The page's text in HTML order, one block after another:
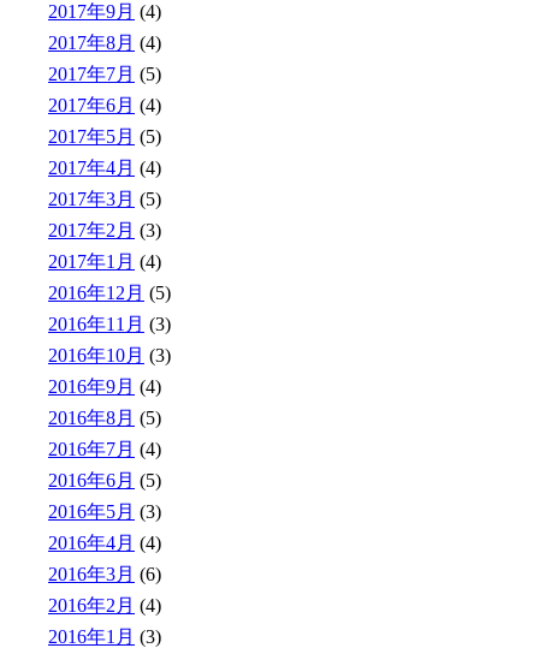
2017年9月 (4)
2017年8月 (4)
2017年7月 (5)
2017年6月 (4)
2017年5月 (5)
2017年4月 (4)
2017年3月 (5)
2017年2月 (3)
2017年1月 (4)
2016年12月 (5)
2016年11月 (3)
2016年10月 (3)
2016年9月 (4)
2016年8月 (5)
2016年7月 (4)
2016年6月 (5)
2016年5月 (3)
2016年4月 (4)
2016年3月 (6)
2016年2月 (4)
2016年1月 (3)